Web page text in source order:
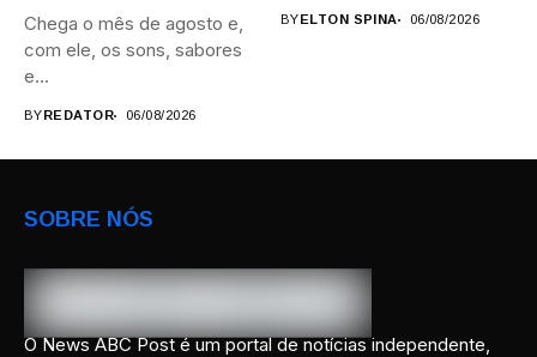
Chega o mês de agosto e,
com ele, os sons, sabores
e...
BYREDATOR 06/08/2026
BYELTON SPINA 06/08/2026
SOBRE NÓS
O News ABC Post é um portal de notícias independente,